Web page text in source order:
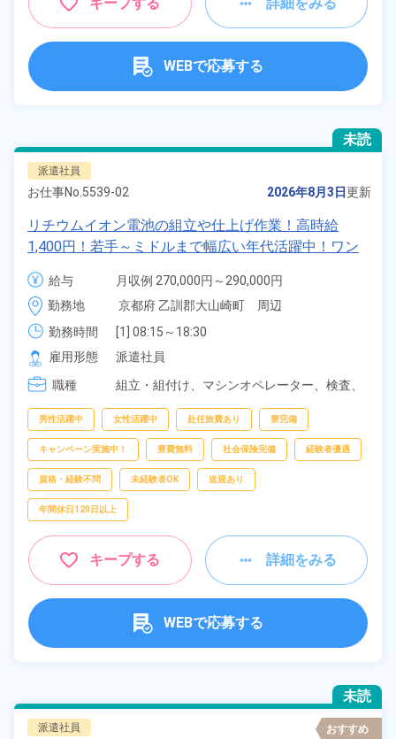
WEBで応募する
未読
派遣社員
お仕事No. 5539-02 2026年8月3日更新
リチウムイオン電池の組立や仕上げ作業！高時給
1,400円！若手～ミドルまで幅広い年代活躍中！ワン
ルーム寮完備＆赴任寮費会社負担！正社員登用制度あ
り◎日払いOK！《京都府大山崎町》
給与
月収例 270,000円～290,000円
時給 1,400円～1,400円
勤務地
京都府 乙訓郡大山崎町　周辺
勤務時間
[1] 08:15～18:30
[2] 20:15～06:30
[3] 08:15～17:00
[4] 20:15～05:00
雇用形態
派遣社員
職種
組立・組付け、 マシンオペレーター、 検査、
男性活躍中 女性活躍中 赴任旅費あり 寮完備
キャンペーン実施中！ 寮費無料 社会保険完備 経験者優遇
資格・経験不問 未経験者OK 送迎あり
年間休日120日以上
キープする 詳細をみる
WEBで応募する
未読
派遣社員 おすすめ